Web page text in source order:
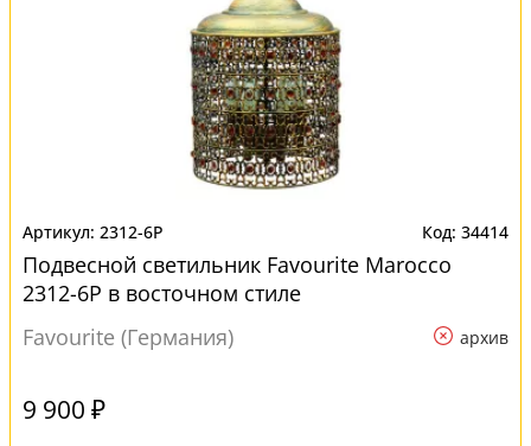
2312-6P 34414
Подвесной светильник Favourite Marocco
2312-6P в восточном стиле
Favourite (Германия)
архив
9 900 ₽